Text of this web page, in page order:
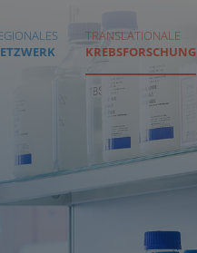
TRANSLATIONALE
KREBSFORSCHUNG